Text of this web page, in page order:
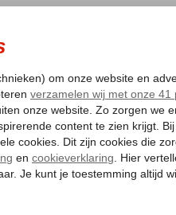
2026 ZONVAKANTIE
Gratis annuleren*